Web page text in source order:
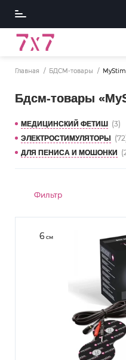
Главная БДСМ-товары
Бдсм-товары
МЕДИЦИНСКИЙ ФЕТИШ (3)
ЭЛЕКТРОСТИМУЛЯТОРЫ
ДЛЯ ПЕНИСА И МОШОНКИ
Фильтр
6 см